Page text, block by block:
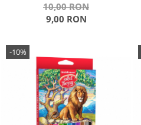
10,00 RON
9,00 RON
-10%